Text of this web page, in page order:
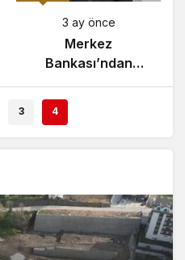
3 ay önce
Merkez
Bankası’ndan
Açıklaması
3 4